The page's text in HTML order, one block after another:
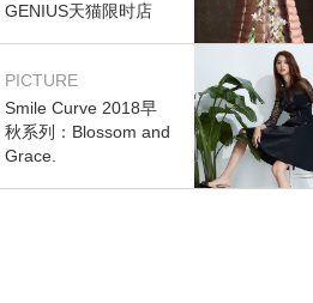
GENIUS天猫限时店
PICTURE
Smile Curve 2018早
秋系列：Blossom and
Grace.